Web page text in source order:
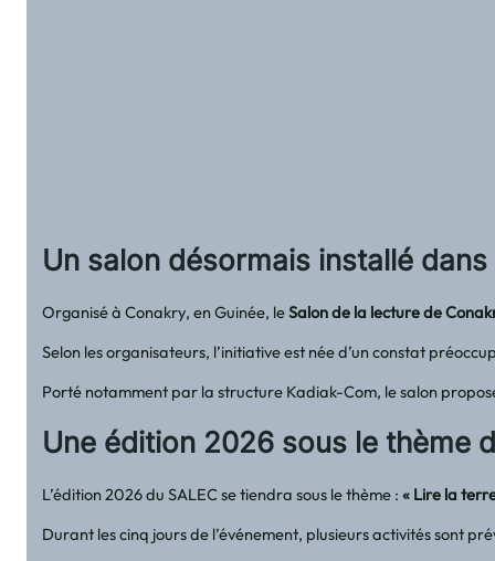
Un salon désormais installé
Organisé à Conakry, en Guinée, leSalon de la lecture de
Selon les organisateurs, l’initiative est née d’un constat
Porté notamment par la structure Kadiak-Com, le salon
Une édition 2026 sous le thème
L’édition 2026 du SALEC se tiendra sous le thème :« Lire la
Durant les cinq jours de l’événement, plusieurs activités sont